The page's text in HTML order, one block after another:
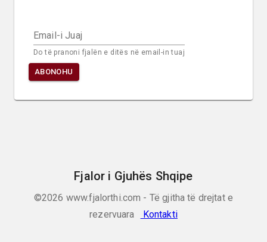
Email-i Juaj
Do të pranoni fjalën e ditës në email-in tuaj
ABONOHU
Fjalor i Gjuhës Shqipe
©2026 www.fjalorthi.com - Të gjitha të drejtat e
rezervuara
Kontakti